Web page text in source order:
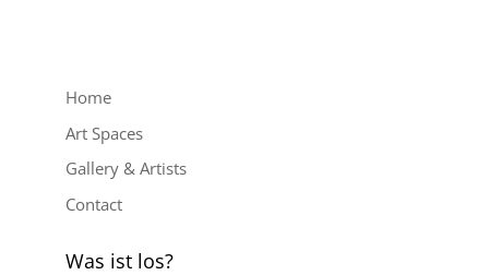
Home
Art Spaces
Gallery & Artists
Contact
Was ist los?